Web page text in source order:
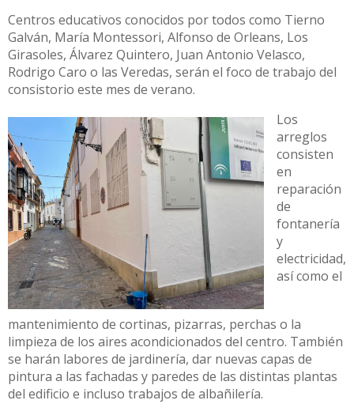
Centros educativos conocidos por todos como Tierno
Galván, María Montessori, Alfonso de Orleans, Los
Girasoles, Álvarez Quintero, Juan Antonio Velasco,
Rodrigo Caro o las Veredas, serán el foco de trabajo del
consistorio este mes de verano.
Los
arreglos
consisten
en
reparación
de
fontanería
y
electricidad,
así como el
mantenimiento de cortinas, pizarras, perchas o la
limpieza de los aires acondicionados del centro. También
se harán labores de jardinería, dar nuevas capas de
pintura a las fachadas y paredes de las distintas plantas
del edificio e incluso trabajos de albañilería.